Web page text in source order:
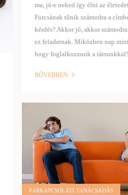
ma, jó-e neked így élni az
Furcsának tűnik számodra a
kérdés? Akkor jó, akkor
ez feladatnak. Miközben nap
hogy foglalkozzunk a
BŐVEBBEN
PÁRKAPCSOLATI TANÁCSADÁS